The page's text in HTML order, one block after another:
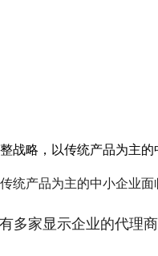
战略，以传统产品为主
统产品为主的中小企业
多家显示企业的代理